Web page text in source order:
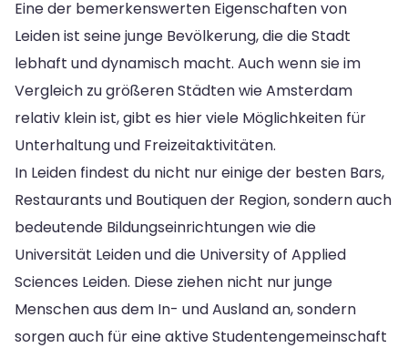
Eine der bemerkenswerten Eigenschaften von
Leiden ist seine junge Bevölkerung, die die Stadt
lebhaft und dynamisch macht. Auch wenn sie im
Vergleich zu größeren Städten wie Amsterdam
relativ klein ist, gibt es hier viele Möglichkeiten für
Unterhaltung und Freizeitaktivitäten.
In Leiden findest du nicht nur einige der besten Bars,
Restaurants und Boutiquen der Region, sondern auch
bedeutende Bildungseinrichtungen wie die
Universität Leiden und die University of Applied
Sciences Leiden. Diese ziehen nicht nur junge
Menschen aus dem In- und Ausland an, sondern
sorgen auch für eine aktive Studentengemeinschaft